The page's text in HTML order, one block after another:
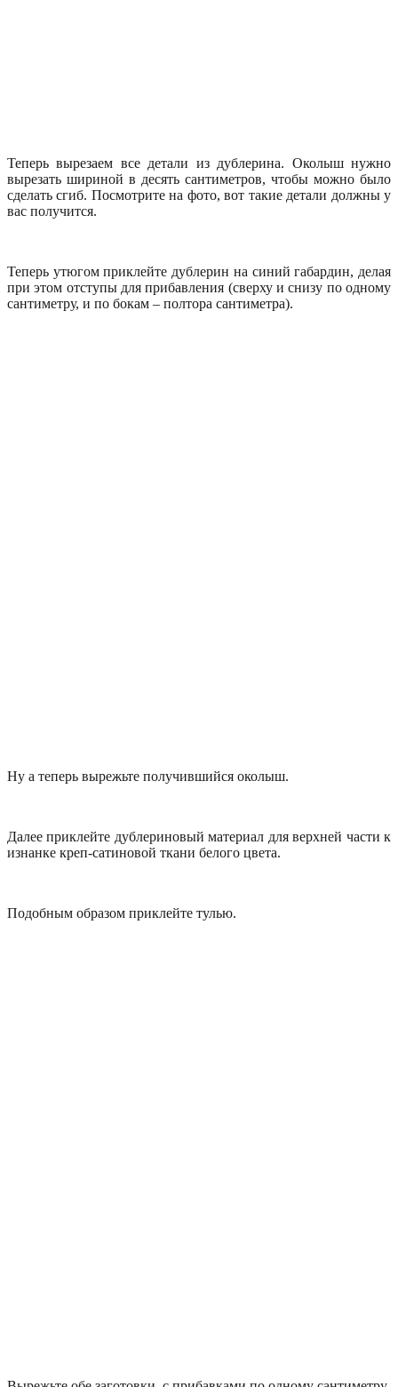
Теперь вырезаем все детали из дублерина. Околыш нужно
вырезать шириной в десять сантиметров, чтобы можно было
сделать сгиб. Посмотрите на фото, вот такие детали должны у
вас получится.
Теперь утюгом приклейте дублерин на синий габардин, делая
при этом отступы для прибавления (сверху и снизу по одному
сантиметру, и по бокам – полтора сантиметра).
Ну а теперь вырежьте получившийся околыш.
Далее приклейте дублериновый материал для верхней части к
изнанке креп-сатиновой ткани белого цвета.
Подобным образом приклейте тулью.